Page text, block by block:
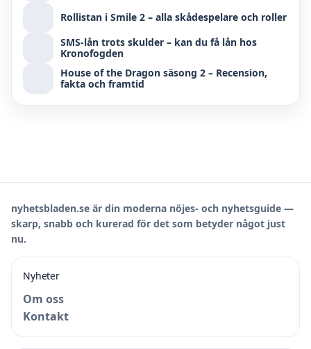
Rollistan i Smile 2 – alla skådespelare och roller
SMS-lån trots skulder – kan du få lån hos
Kronofogden
House of the Dragon säsong 2 – Recension,
fakta och framtid
nyhetsbladen.se är din moderna nöjes- och nyhetsguide —
skarp, snabb och kurerad för det som betyder något just
nu.
Nyheter
Om oss
Kontakt